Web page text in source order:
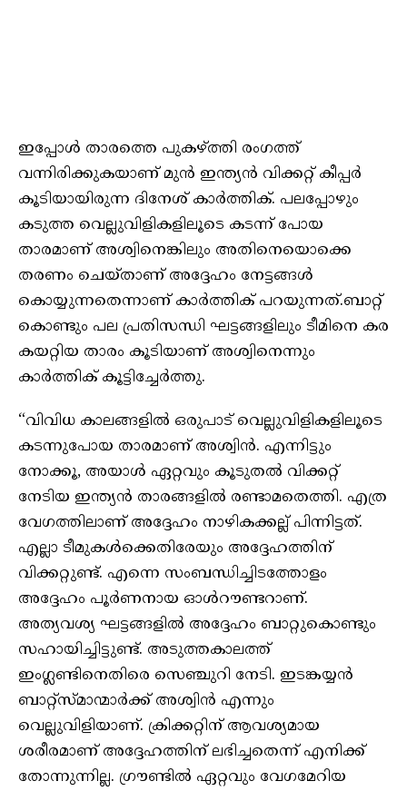
ഇപ്പോൾ താരത്തെ പുകഴ്ത്തി രംഗത്ത്
വന്നിരിക്കുകയാണ് മുൻ ഇന്ത്യൻ വിക്കറ്റ് കീപ്പർ
കൂടിയായിരുന്ന ദിനേശ് കാർത്തിക്. പലപ്പോഴും
കടുത്ത വെല്ലുവിളികളിലൂടെ കടന്ന് പോയ
താരമാണ് അശ്വിനെങ്കിലും അതിനെയൊക്കെ
തരണം ചെയ്താണ് അദ്ദേഹം നേട്ടങ്ങൾ
കൊയ്യുന്നതെന്നാണ് കാർത്തിക് പറയുന്നത്.ബാറ്റ്
കൊണ്ടും പല പ്രതിസന്ധി ഘട്ടങ്ങളിലും ടീമിനെ കര
കയറ്റിയ താരം കൂടിയാണ് അശ്വിനെന്നും
കാർത്തിക് കൂട്ടിച്ചേർത്തു.
“വിവിധ കാലങ്ങളില്‍ ഒരുപാട് വെല്ലുവിളികളിലൂടെ
കടന്നുപോയ താരമാണ് അശ്വിന്‍. എന്നിട്ടും
നോക്കൂ, അയാള്‍ ഏറ്റവും കൂടുതല്‍ വിക്കറ്റ്
നേടിയ ഇന്ത്യന്‍ താരങ്ങളില്‍ രണ്ടാമതെത്തി. എത്ര
വേഗത്തിലാണ് അദ്ദേഹം നാഴികക്കല്ല് പിന്നിട്ടത്.
എല്ലാ ടീമുകള്‍ക്കെതിരേയും അദ്ദേഹത്തിന്
വിക്കറ്റുണ്ട്. എന്നെ സംബന്ധിച്ചിടത്തോളം
അദ്ദേഹം പൂര്‍ണനായ ഓള്‍റൗണ്ടറാണ്.
അത്യവശ്യ ഘട്ടങ്ങളില്‍ അദ്ദേഹം ബാറ്റുകൊണ്ടും
സഹായിച്ചിട്ടുണ്ട്. അടുത്തകാലത്ത്
ഇംഗ്ലണ്ടിനെതിരെ സെഞ്ചുറി നേടി. ഇടങ്കയ്യന്‍
ബാറ്റ്‌സ്മാന്മാര്‍ക്ക് അശ്വിന്‍ എന്നും
വെല്ലുവിളിയാണ്. ക്രിക്കറ്റിന് ആവശ്യമായ
ശരീരമാണ് അദ്ദേഹത്തിന് ലഭിച്ചതെന്ന് എനിക്ക്
തോന്നുന്നില്ല. ഗ്രൗണ്ടില്‍ ഏറ്റവും വേഗമേറിയ